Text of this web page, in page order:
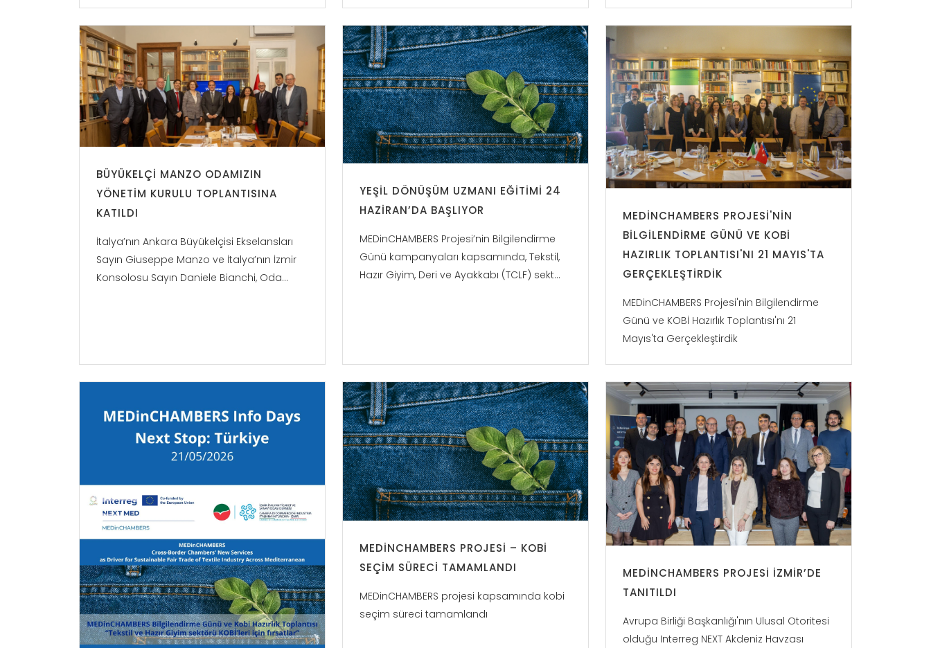
BÜYÜKELÇI MANZO ODAMIZIN
YÖNETIM KURULU TOPLANTISINA
KATILDI
İtalya’nın Ankara Büyükelçisi Ekselansları
Sayın Giuseppe Manzo ve İtalya’nın İzmir
Konsolosu Sayın Daniele Bianchi, Oda...
YEŞIL DÖNÜŞÜM UZMANI EĞITIMI 24
HAZIRAN’DA BAŞLIYOR
MEDinCHAMBERS Projesi’nin Bilgilendirme
Günü kampanyaları kapsamında, Tekstil,
Hazır Giyim, Deri ve Ayakkabı (TCLF) sekt...
MEDINCHAMBERS PROJESI'NIN
BILGILENDIRME GÜNÜ VE KOBİ
HAZIRLIK TOPLANTISI'NI 21 MAYIS'TA
GERÇEKLEŞTIRDIK
MEDinCHAMBERS Projesi'nin Bilgilendirme
Günü ve KOBİ Hazırlık Toplantısı'nı 21
Mayıs'ta Gerçekleştirdik
MEDINCHAMBERS PROJESI – KOBİ
SEÇIM SÜRECI TAMAMLANDI
MEDinCHAMBERS projesi kapsamında kobi
seçim süreci tamamlandı
MEDINCHAMBERS PROJESI İZMIR’DE
TANITILDI
Avrupa Birliği Başkanlığı'nın Ulusal Otoritesi
olduğu Interreg NEXT Akdeniz Havzası